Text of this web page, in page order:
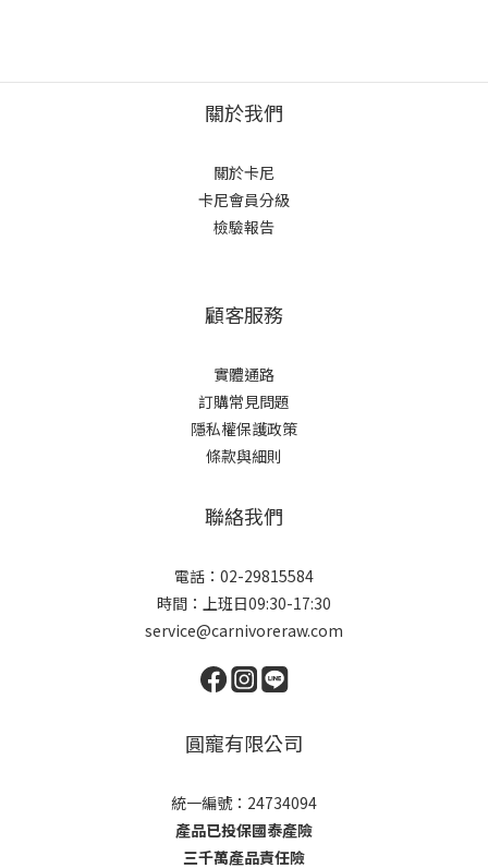
關於我們
關於卡尼
卡尼會員分級
檢驗報告
顧客服務
實體通路
訂購常見問題
隱私權保護政策
條款與細則
聯絡我們
電話：02-29815584
時間：上班日09:30-17:30
service@carnivoreraw.com
圓寵有限公司
統一編號：24734094
產品已投保國泰產險
三千萬產品責任險